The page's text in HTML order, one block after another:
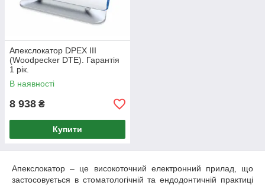
Апекслокатор DPEX III
(Woodpecker DTE). Гарантія
1 рік.
В наявності
8 938 ₴
Купити
Апекслокатор – це високоточний електронний прилад, що
застосовується в стоматологічній та ендодонтичній практиці